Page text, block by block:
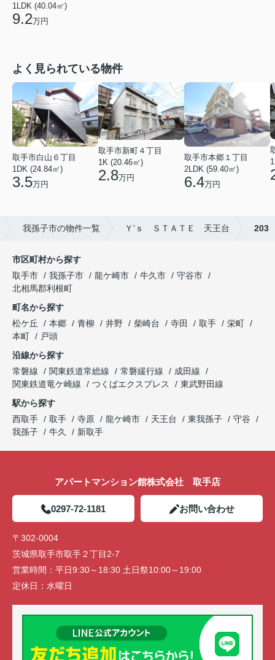
1LDK (40.04㎡)
9.2万円
よく見られている物件
取手市白山６丁目
1DK (24.84㎡)
3.5万円
取手市新町４丁目
1K (20.46㎡)
2.8万円
取手市本郷１丁目
2LDK (59.40㎡)
6.4万円
我孫子市の物件一覧 Ｙ’ｓ ＳＴＡＴＥ 天王台 203
市区町村から探す
取手市
我孫子市 龍ケ崎市 牛久市
守谷市
北相馬郡利根町
町名から探す
松ケ丘
本郷 青柳 井野 柴崎台 寺田 取手
栄町
本町
戸頭
沿線から探す
常磐線
関東鉄道常総線 常磐緩行線
成田線
関東鉄道竜ケ崎線
つくばエクスプレス
東武野田線
駅から探す
西取手
取手 寺原 龍ケ崎市 天王台 東我孫子
守谷
我孫子
牛久 新取手
アパートマンション館株式会社 取手店
0297-72-1181 お問い合わせ
〒302-0004
茨城県取手市取手２丁目2-7
営業時間： 平日9:30～18:30 土日祭10:00～19:00
定休日： 水曜日